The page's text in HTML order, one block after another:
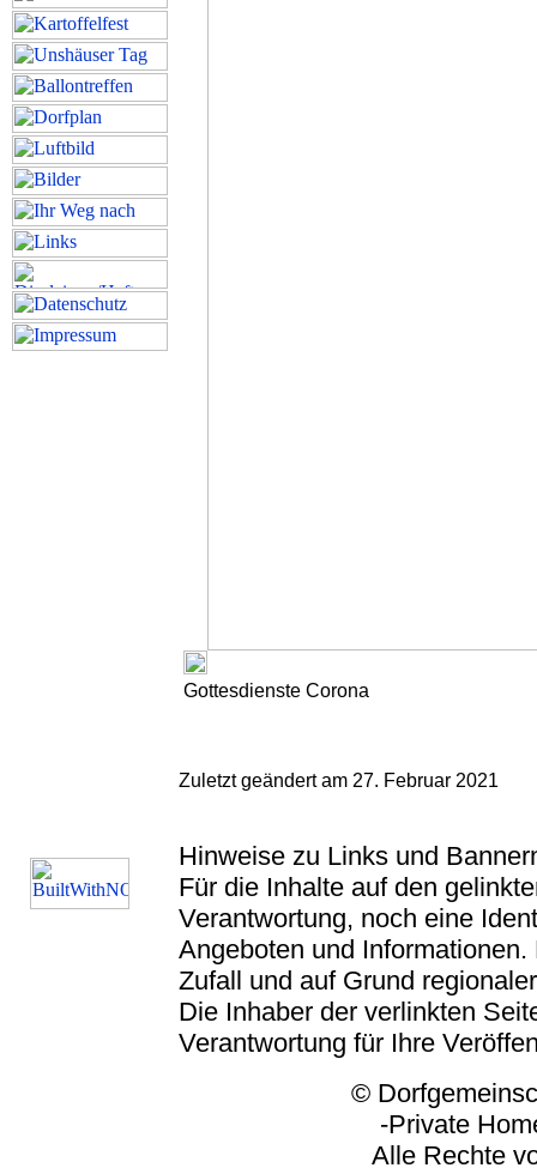
Gottesdienste Corona
Zuletzt geändert am 27. Februar 2021
Hinweise zu Links und
Für die Inhalte auf den
Verantwortung, noch eine
Angeboten und
Zufall und auf Grund
Die Inhaber der verlinkten
Verantwortung für Ihre
© Dorfgemeinschaft
-Private
Alle Rechte